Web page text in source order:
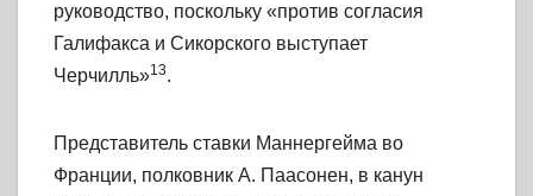
руководство, поскольку «против согласия
Галифакса и Сикорского выступает
Черчилль»13.
Представитель ставки Маннергейма во
Франции, полковник А. Паасонен, в канун